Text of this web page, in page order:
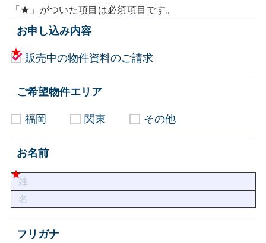
「★」がついた項目は必須項目です。
お申し込み内容
販売中の物件資料のご請求
ご希望物件エリア
福岡 関東 その他
お名前
フリガナ